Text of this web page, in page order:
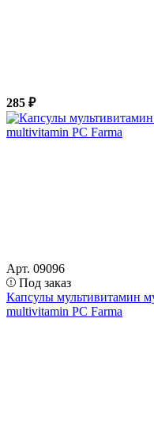
285 ₽
Арт. 09096
Под заказ
Капсулы мультивитамин
multivitamin PC Farma